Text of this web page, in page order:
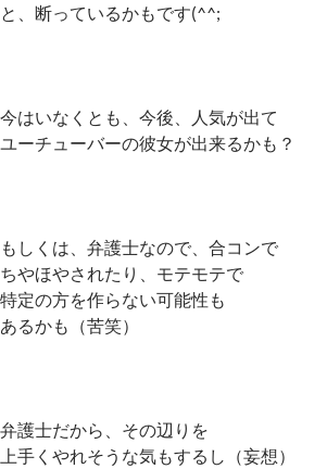
と、断っているかもです(^^;
今はいなくとも、今後、人気が出て
ユーチューバーの彼女が出来るかも？
もしくは、弁護士なので、合コンで
ちやほやされたり、モテモテで
特定の方を作らない可能性も
あるかも（苦笑）
弁護士だから、その辺りを
上手くやれそうな気もするし（妄想）